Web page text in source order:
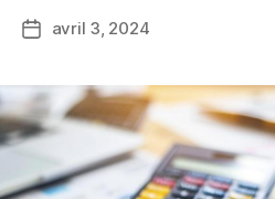
Dateavril 3, 2024